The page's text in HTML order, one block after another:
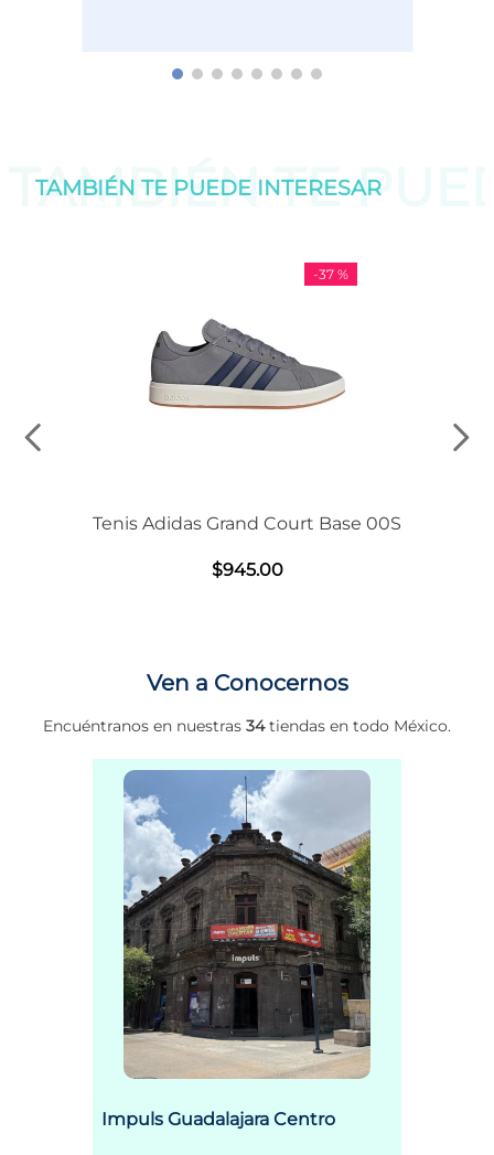
TAMBIÉN TE
TAMBIÉN TE PUEDE INTERESAR
-37 %
Tenis Adidas Grand Court Base 00S
$945.00
Ven a Conocernos
Encuéntranos en nuestras 34tiendas en todo México.
Impuls Guadalajara Centro